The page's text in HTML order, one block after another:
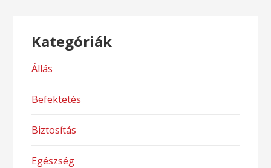
Kategóriák
Állás
Befektetés
Biztosítás
Egészség